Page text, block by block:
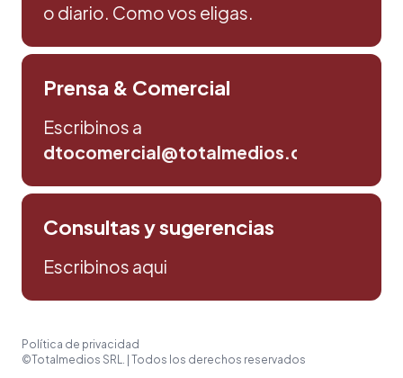
o diario. Como vos eligas.
Prensa & Comercial
Escribinos a
dtocomercial@totalmedios.com
Consultas y sugerencias
Escribinos aqui
Política de privacidad
©Totalmedios SRL. | Todos los derechos reservados